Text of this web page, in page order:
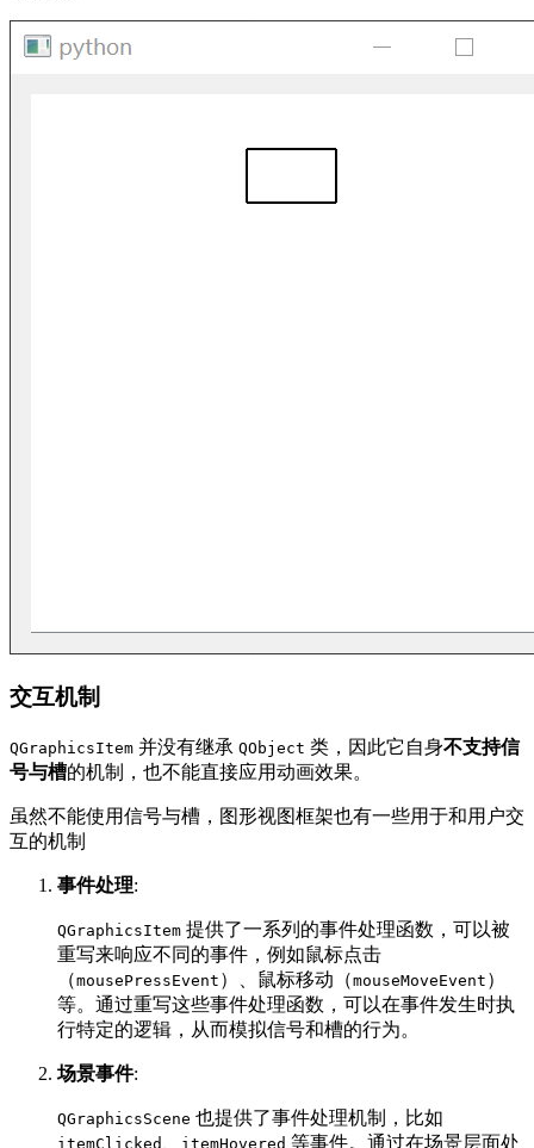
交互机制
QGraphicsItem 并没有继承 QObject 类，因此它自身不支持信
号与槽的机制，也不能直接应用动画效果。
虽然不能使用信号与槽，图形视图框架也有一些用于和用户交
互的机制
事件处理:
QGraphicsItem 提供了一系列的事件处理函数，可以被
重写来响应不同的事件，例如鼠标点击
（mousePressEvent ）、鼠标移动（mouseMoveEvent ）
等。通过重写这些事件处理函数，可以在事件发生时执
行特定的逻辑，从而模拟信号和槽的行为。
场景事件:
QGraphicsScene 也提供了事件处理机制，比如
itemClicked itemHovered 等事件。通过在场景层面处